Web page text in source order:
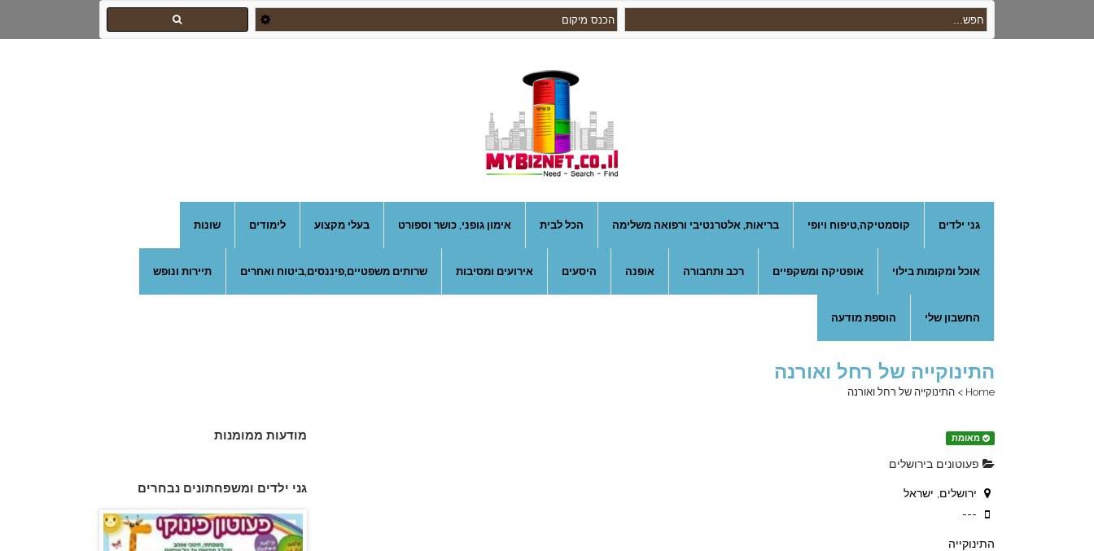
גני ילדים קוסמטיקה,טיפוח ויופי בריאות, אלטרנטיבי ורפואה משלימה הכל לבית אימון גופני, כושר וספורט בעלי מקצוע לימודים שונות
אוכל ומקומות בילוי אופטיקה ומשקפיים רכב ותחבורה אופנה היסעים אירועים ומסיבות שרותים משפטיים,פיננסים,ביטוח ואחרים תיירות ונופש
החשבון שלי הוספת מודעה
התינוקייה של רחל ואורנה
Home
> התינוקייה של רחל ואורנה
מאומת
פעוטונים בירושלים
ירושלים, ישראל
---
התינוקייה
מודעות ממומנות
גני ילדים ומשפחתונים נבחרים